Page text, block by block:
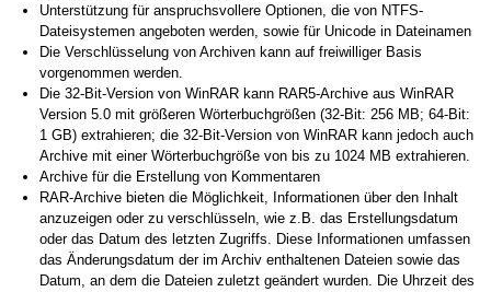
Unterstützung für anspruchsvollere Optionen, die von NTFS-
Dateisystemen angeboten werden, sowie für Unicode in Dateinamen
Die Verschlüsselung von Archiven kann auf freiwilliger Basis
vorgenommen werden.
Die 32-Bit-Version von WinRAR kann RAR5-Archive aus WinRAR
Version 5.0 mit größeren Wörterbuchgrößen (32-Bit: 256 MB; 64-Bit:
1 GB) extrahieren; die 32-Bit-Version von WinRAR kann jedoch auch
Archive mit einer Wörterbuchgröße von bis zu 1024 MB extrahieren.
Archive für die Erstellung von Kommentaren
RAR-Archive bieten die Möglichkeit, Informationen über den Inhalt
anzuzeigen oder zu verschlüsseln, wie z.B. das Erstellungsdatum
oder das Datum des letzten Zugriffs. Diese Informationen umfassen
das Änderungsdatum der im Archiv enthaltenen Dateien sowie das
Datum, an dem die Dateien zuletzt geändert wurden. Die Uhrzeit des